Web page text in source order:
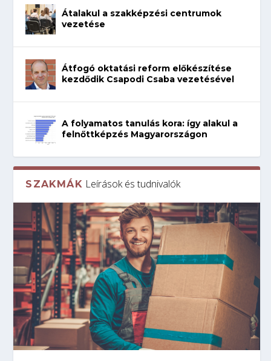
Átalakul a szakképzési centrumok
vezetése
Átfogó oktatási reform előkészítése
kezdődik Csapodi Csaba vezetésével
A folyamatos tanulás kora: így alakul a
felnőttképzés Magyarországon
SZAKMÁK Leírások és tudnivalók